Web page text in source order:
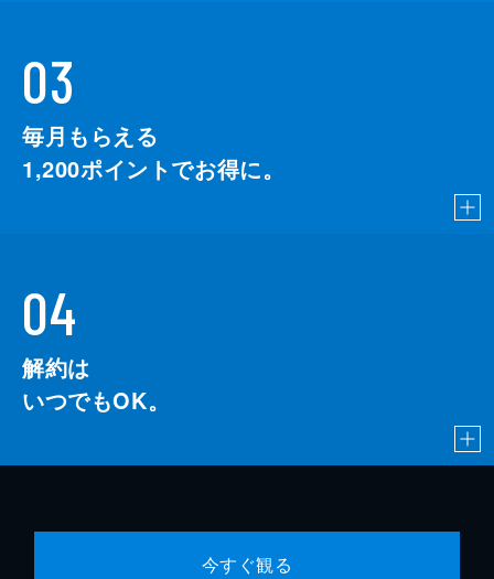
03
毎月もらえる
1,200ポイントでお得に。
04
解約は
いつでもOK。
今すぐ観る